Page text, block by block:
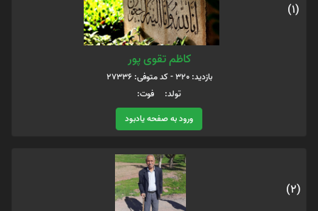
(1)
کاظم تقوی پور
بازدید: 320 - کد متوفی: 27336
تولد: فوت:
ورود به صفحه یادبود
(2)